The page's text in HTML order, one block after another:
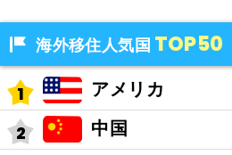
海外移住人気国 TOP50
アメリカ
中国